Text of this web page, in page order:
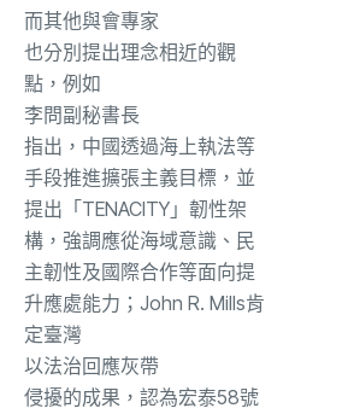
而其他與會專家
也分別提出理念相近的觀
點，例如
李問副秘書長
指出，中國透過海上執法等
手段推進擴張主義目標，並
提出「TENACITY」韌性架
構，強調應從海域意識、民
主韌性及國際合作等面向提
升應處能力；John R. Mills肯
定臺灣
以法治回應灰帶
侵擾的成果，認為宏泰58號